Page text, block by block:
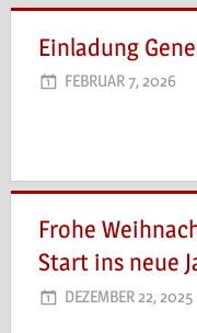
Einladung
FEBRUAR 7, 2026
Frohe
Start ins neue
DEZEMBER 22, 2025